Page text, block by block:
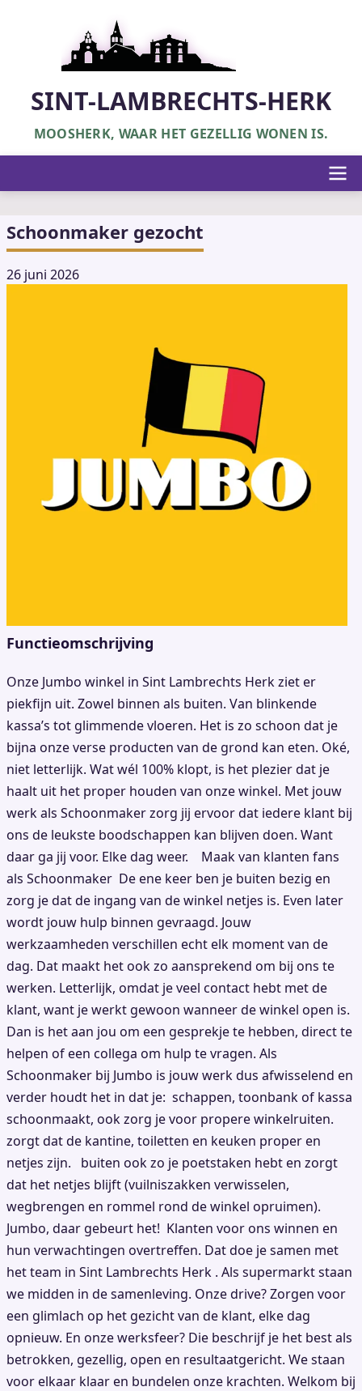
SINT-LAMBRECHTS-HERK
MOOSHERK, WAAR HET GEZELLIG WONEN IS.
Schoonmaker gezocht
26 juni 2026
Functieomschrijving
Onze Jumbo winkel in Sint Lambrechts Herk ziet er
piekfijn uit. Zowel binnen als buiten. Van blinkende
kassa’s tot glimmende vloeren. Het is zo schoon dat je
bijna onze verse producten van de grond kan eten. Oké,
niet letterlijk. Wat wél 100% klopt, is het plezier dat je
haalt uit het proper houden van onze winkel. Met jouw
werk als Schoonmaker zorg jij ervoor dat iedere klant bij
ons de leukste boodschappen kan blijven doen. Want
daar ga jij voor. Elke dag weer. Maak van klanten fans
als Schoonmaker De ene keer ben je buiten bezig en
zorg je dat de ingang van de winkel netjes is. Even later
wordt jouw hulp binnen gevraagd. Jouw
werkzaamheden verschillen echt elk moment van de
dag. Dat maakt het ook zo aansprekend om bij ons te
werken. Letterlijk, omdat je veel contact hebt met de
klant, want je werkt gewoon wanneer de winkel open is.
Dan is het aan jou om een gesprekje te hebben, direct te
helpen of een collega om hulp te vragen. Als
Schoonmaker bij Jumbo is jouw werk dus afwisselend en
verder houdt het in dat je: schappen, toonbank of kassa
schoonmaakt, ook zorg je voor propere winkelruiten.
zorgt dat de kantine, toiletten en keuken proper en
netjes zijn. buiten ook zo je poetstaken hebt en zorgt
dat het netjes blijft (vuilniszakken verwisselen,
wegbrengen en rommel rond de winkel opruimen).
Jumbo, daar gebeurt het! Klanten voor ons winnen en
hun verwachtingen overtreffen. Dat doe je samen met
het team in Sint Lambrechts Herk . Als supermarkt staan
we midden in de samenleving. Onze drive? Zorgen voor
een glimlach op het gezicht van de klant, elke dag
opnieuw. En onze werksfeer? Die beschrijf je het best als
betrokken, gezellig, open en resultaatgericht. We staan
voor elkaar klaar en bundelen onze krachten. Welkom bij